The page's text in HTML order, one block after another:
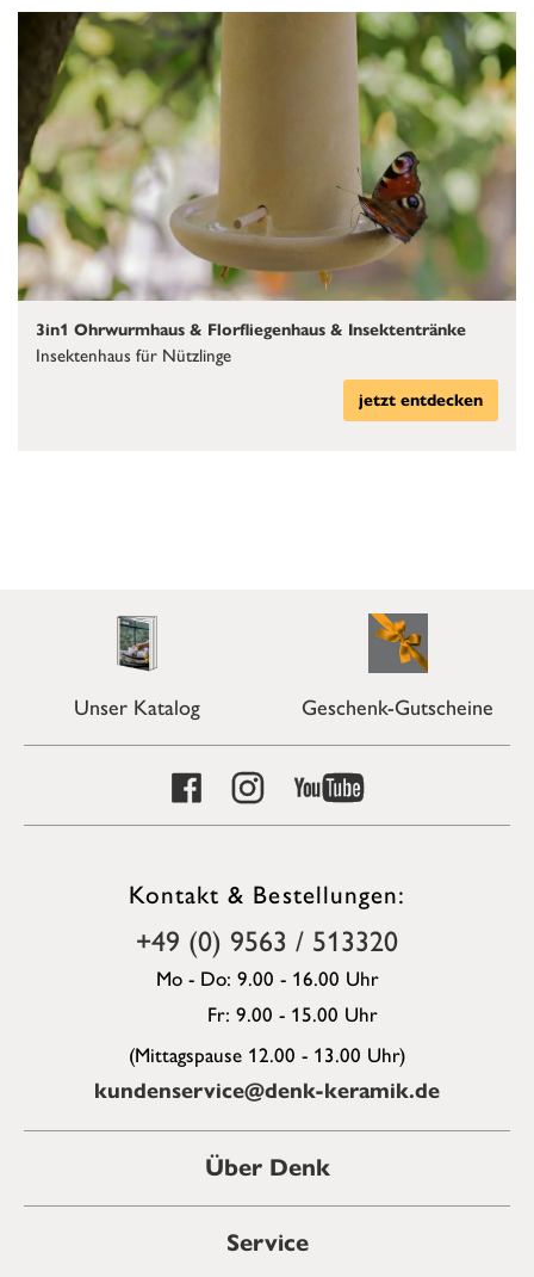
3in1 Ohrwurmhaus & Florfliegenhaus & Insektentränke
Insektenhaus für Nützlinge
jetzt entdecken
Unser Katalog Geschenk-Gutscheine
Kontakt & Bestellungen:
+49 (0) 9563 / 513320
Mo - Do: 9.00 - 16.00 Uhr
Fr: 9.00 - 15.00 Uhr
(Mittagspause 12.00 - 13.00 Uhr)
kundenservice@denk-keramik.de
Über Denk
Service